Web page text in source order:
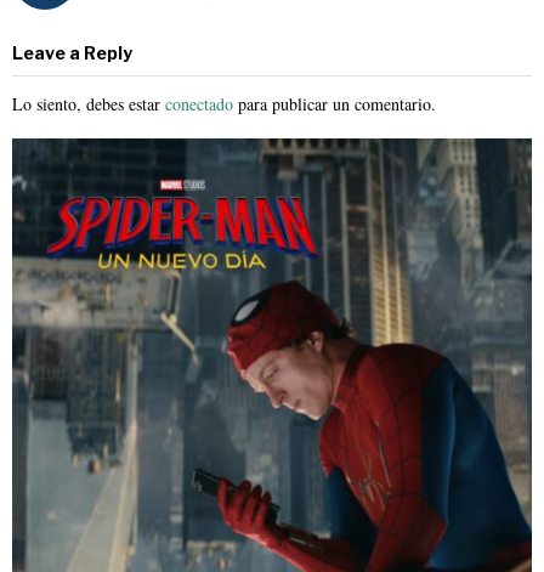
Leave a Reply
Lo siento, debes estar conectado para publicar un comentario.